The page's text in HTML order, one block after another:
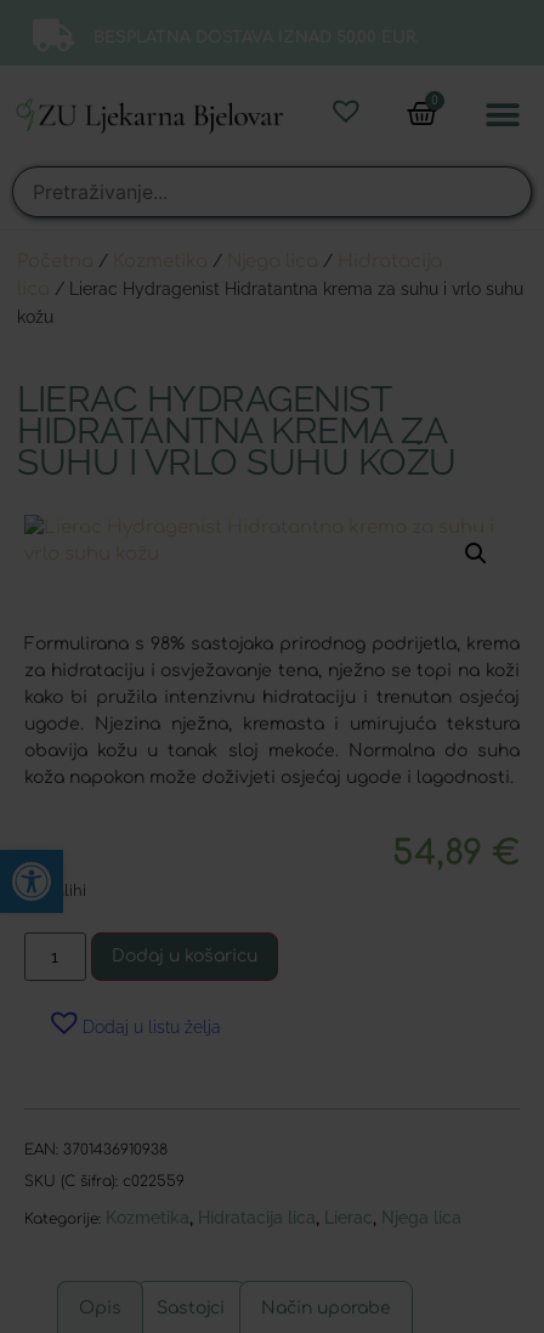
Open toolbar
0
/ / /
/ Lierac Hydragenist Hidratantna krema za suhu i vrlo suhu
kožu
LIERAC HYDRAGENIST
HIDRATANTNA KREMA ZA
SUHU I VRLO SUHU KOŽU
Formulirana s 98% sastojaka prirodnog podrijetla, krema
za hidrataciju i osvježavanje tena, nježno se topi na koži
kako bi pružila intenzivnu hidrataciju i trenutan osjećaj
ugode. Njezina nježna, kremasta i umirujuća tekstura
obavija kožu u tanak sloj mekoće. Normalna do suha
koža napokon može doživjeti osjećaj ugode i lagodnosti.
54,89 €
Na zalihi
Dodaj u košaricu
Dodaj u listu želja
EAN: 3701436910938
SKU (C šifra): c022559
Kategorije: Kozmetika Hidratacija lica Lierac Njega lica
Opis Sastojci Način uporabe